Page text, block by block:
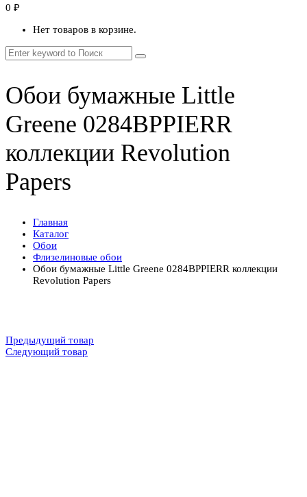
0 ₽
Нет товаров в корзине.
Обои бумажные Little
Greene 0284BPPIERR
коллекции Revolution
Papers
Главная
Каталог
Обои
Флизелиновые обои
Обои бумажные Little Greene 0284BPPIERR коллекции
Revolution Papers
Предыдущий товар
Следующий товар